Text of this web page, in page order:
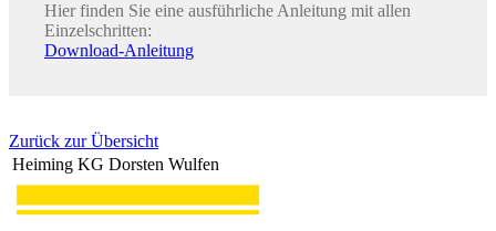
Hier finden Sie eine ausführliche Anleitung mit allen
Einzelschritten:
Download-Anleitung
Zurück zur Übersicht
Heiming KG Dorsten Wulfen